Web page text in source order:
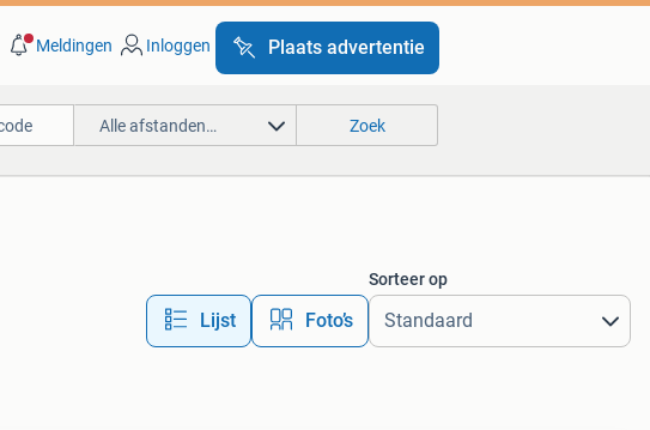
Meldingen Inloggen Plaats advertentie
Alle afstanden… Zoek
Lijst Foto’s
Sorteer op